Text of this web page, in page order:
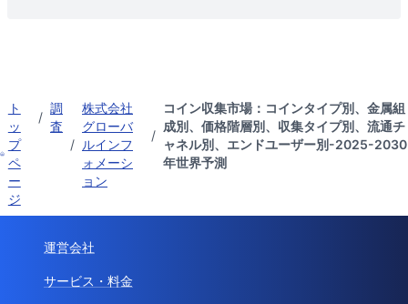
ト
ッ
プ
ペ
ー
ジ
/
調
査
/
株式会社
グローバ
ルインフ
ォメーシ
ョン
/
コイン収集市場：コインタイプ別、金属組
成別、価格階層別、収集タイプ別、流通チ
ャネル別、エンドユーザー別-2025-2030
年世界予測
運営会社
サービス・料金